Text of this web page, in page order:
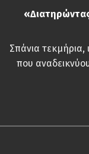
Σπάνια τεκμήρια,
που